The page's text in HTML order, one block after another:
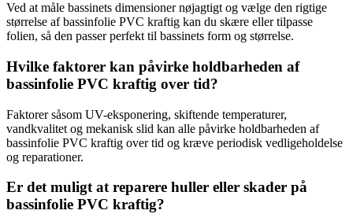
Ved at måle bassinets dimensioner nøjagtigt og vælge den rigtige
størrelse af bassinfolie PVC kraftig kan du skære eller tilpasse
folien, så den passer perfekt til bassinets form og størrelse.
Hvilke faktorer kan påvirke holdbarheden af
bassinfolie PVC kraftig over tid?
Faktorer såsom UV-eksponering, skiftende temperaturer,
vandkvalitet og mekanisk slid kan alle påvirke holdbarheden af
bassinfolie PVC kraftig over tid og kræve periodisk vedligeholdelse
og reparationer.
Er det muligt at reparere huller eller skader på
bassinfolie PVC kraftig?